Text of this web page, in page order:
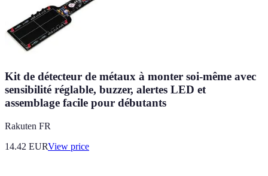
Kit de détecteur de métaux à monter soi-même avec
sensibilité réglable, buzzer, alertes LED et
assemblage facile pour débutants
Rakuten FR
14.42 EURView price